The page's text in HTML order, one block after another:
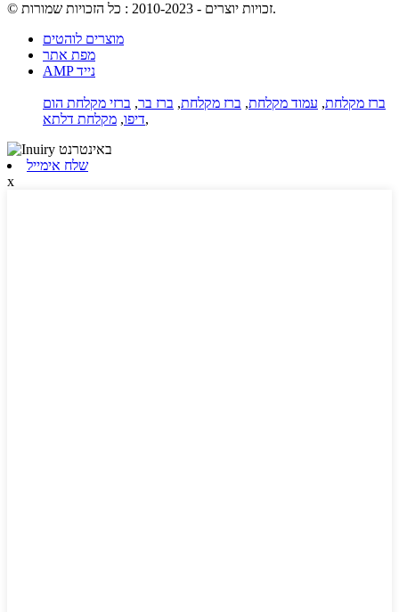
© זכויות יוצרים - 2010-2023 : כל הזכויות שמורות.
מוצרים לוהטים
מפת אתר
AMP נייד
ברז מקלחת, עמוד מקלחת, ברז מקלחת, ברז בר, ברזי מקלחת הום
דיפו, מקלחת דלתא ,
שלח אימייל
x